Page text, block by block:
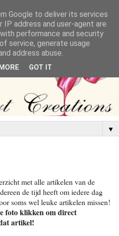
▼
met alle artikelen van de
de tijd heeft om iedere dag
soms wel leuke artikelen missen!
foto klikken om direct
artikel!
Google to deliver its services
IP address and user-agent are
performance and security
service, generate usage
address abuse.
GOT IT